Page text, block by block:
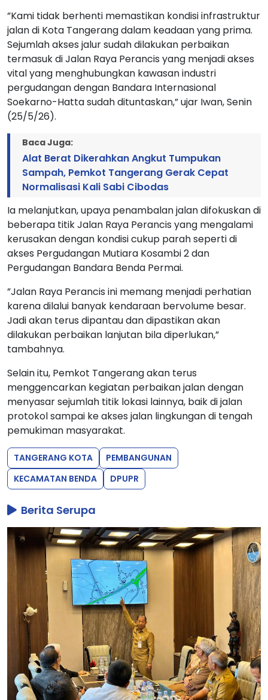
”Kami tidak berhenti memastikan kondisi infrastruktur
jalan di Kota Tangerang dalam keadaan yang prima.
Sejumlah akses jalur sudah dilakukan perbaikan
termasuk di Jalan Raya Perancis yang menjadi akses
vital yang menghubungkan kawasan industri
pergudangan dengan Bandara Internasional
Soekarno-Hatta sudah dituntaskan,” ujar Iwan, Senin
(25/5/26).
Baca Juga:
Alat Berat Dikerahkan Angkut Tumpukan
Sampah, Pemkot Tangerang Gerak Cepat
Normalisasi Kali Sabi Cibodas
Ia melanjutkan, upaya penambalan jalan difokuskan di
beberapa titik Jalan Raya Perancis yang mengalami
kerusakan dengan kondisi cukup parah seperti di
akses Pergudangan Mutiara Kosambi 2 dan
Pergudangan Bandara Benda Permai.
”Jalan Raya Perancis ini memang menjadi perhatian
karena dilalui banyak kendaraan bervolume besar.
Jadi akan terus dipantau dan dipastikan akan
dilakukan perbaikan lanjutan bila diperlukan,”
tambahnya.
Selain itu, Pemkot Tangerang akan terus
menggencarkan kegiatan perbaikan jalan dengan
menyasar sejumlah titik lokasi lainnya, baik di jalan
protokol sampai ke akses jalan lingkungan di tengah
pemukiman masyarakat.
TANGERANG KOTA
PEMBANGUNAN
KECAMATAN BENDA
DPUPR
Berita Serupa